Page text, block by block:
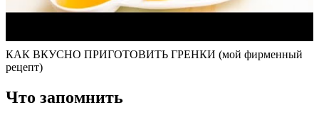
КАК ВКУСНО ПРИГОТОВИТЬ ГРЕНКИ (мой фирменный
рецепт)
Что запомнить